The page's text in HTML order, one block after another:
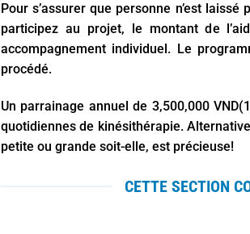
Pour s’assurer que personne n’est
participez au projet, le montant de
accompagnement individuel. Le
procédé.
Un parrainage annuel de 3,500,000
quotidiennes de kinésithérapie.
petite ou grande soit-elle, est précieuse!
CETTE SECTION